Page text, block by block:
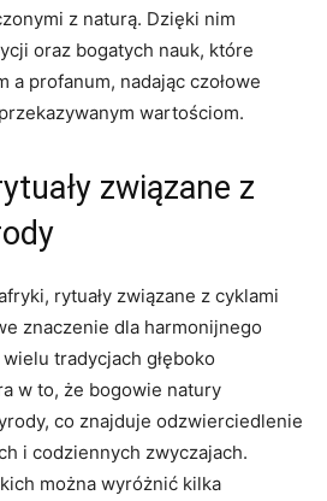
z naturą. Dzięki nim
oraz bogatych nauk, które
a profanum, nadając czołowe
wartościom.
związane z
rytuały związane z cyklami
znaczenie dla harmonijnego
tradycjach głęboko
w to, że bogowie natury
co znajduje odzwierciedlenie
i codziennych zwyczajach.
można wyróżnić kilka